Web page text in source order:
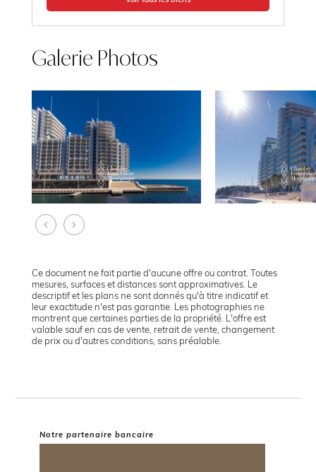
Galerie Photos
Ce document ne fait partie d'aucune offre ou contrat. Toutes
mesures, surfaces et distances sont approximatives. Le
descriptif et les plans ne sont donnés qu'à titre indicatif et
leur exactitude n'est pas garantie. Les photographies ne
montrent que certaines parties de la propriété. L'offre est
valable sauf en cas de vente, retrait de vente, changement
de prix ou d'autres conditions, sans préalable.
Notre partenaire bancaire